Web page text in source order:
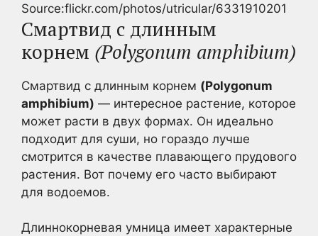
Source:flickr.com/photos/utricular/6331910201
Смартвид с длинным
корнем (Polygonum amphibium)
Смартвид с длинным корнем (Polygonum
amphibium) — интересное растение, которое
может расти в двух формах. Он идеально
подходит для суши, но гораздо лучше
смотрится в качестве плавающего прудового
растения. Вот почему его часто выбирают
для водоемов.
Длиннокорневая умница имеет характерные